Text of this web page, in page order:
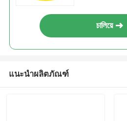
চালিয়ে
แนะนำผลิตภัณฑ์